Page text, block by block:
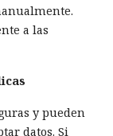
a las
y pueden
datos. Si